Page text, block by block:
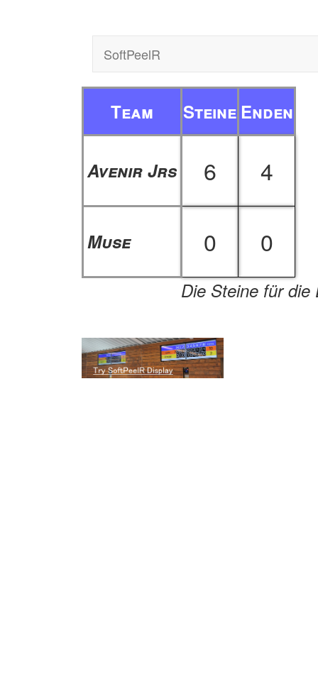
SoftPeelR
Team Steine Enden
Avenir Jrs 6 4
Muse 0 0
Die Steine für die